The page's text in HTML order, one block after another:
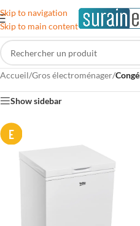
Skip to navigation
Skip to main content
Accueil/Gros électroménager/
Show sidebar
E